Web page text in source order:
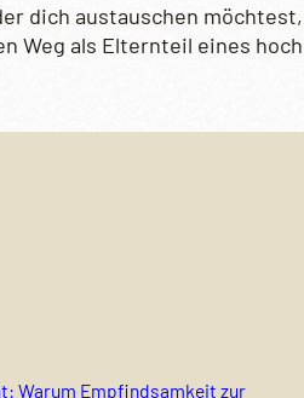
dich austauschen
Weg als Elternteil eines
Warum Empfindsamkeit zur